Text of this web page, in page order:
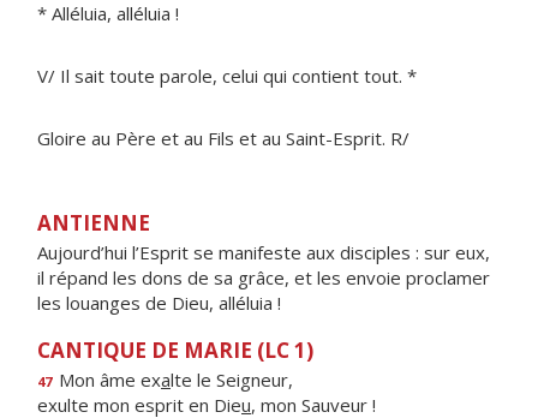
* Alléluia, alléluia !
V/ Il sait toute parole, celui qui contient tout. *
Gloire au Père et au Fils et au Saint-Esprit. R/
ANTIENNE
Aujourd’hui l’Esprit se manifeste aux disciples : sur eux,
il répand les dons de sa grâce, et les envoie proclamer
les louanges de Dieu, alléluia !
CANTIQUE DE MARIE (LC 1)
47 Mon âme exalte le Seigneur,
exulte mon esprit en Dieu, mon Sauveur !